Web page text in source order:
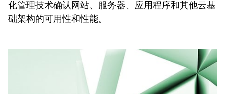
化管理技术确认网站、服务器、应用程序和其他云基
础架构的可用性和性能。